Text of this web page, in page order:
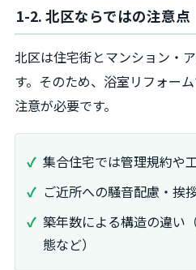
1-2. 北区ならではの注意点
北区は住宅街とマンション・
す。そのため、浴室リフォー
注意が必要です。
集合住宅では管理規約や
ご近所への騒音配慮・挨
築年数による構造の違い
態など）